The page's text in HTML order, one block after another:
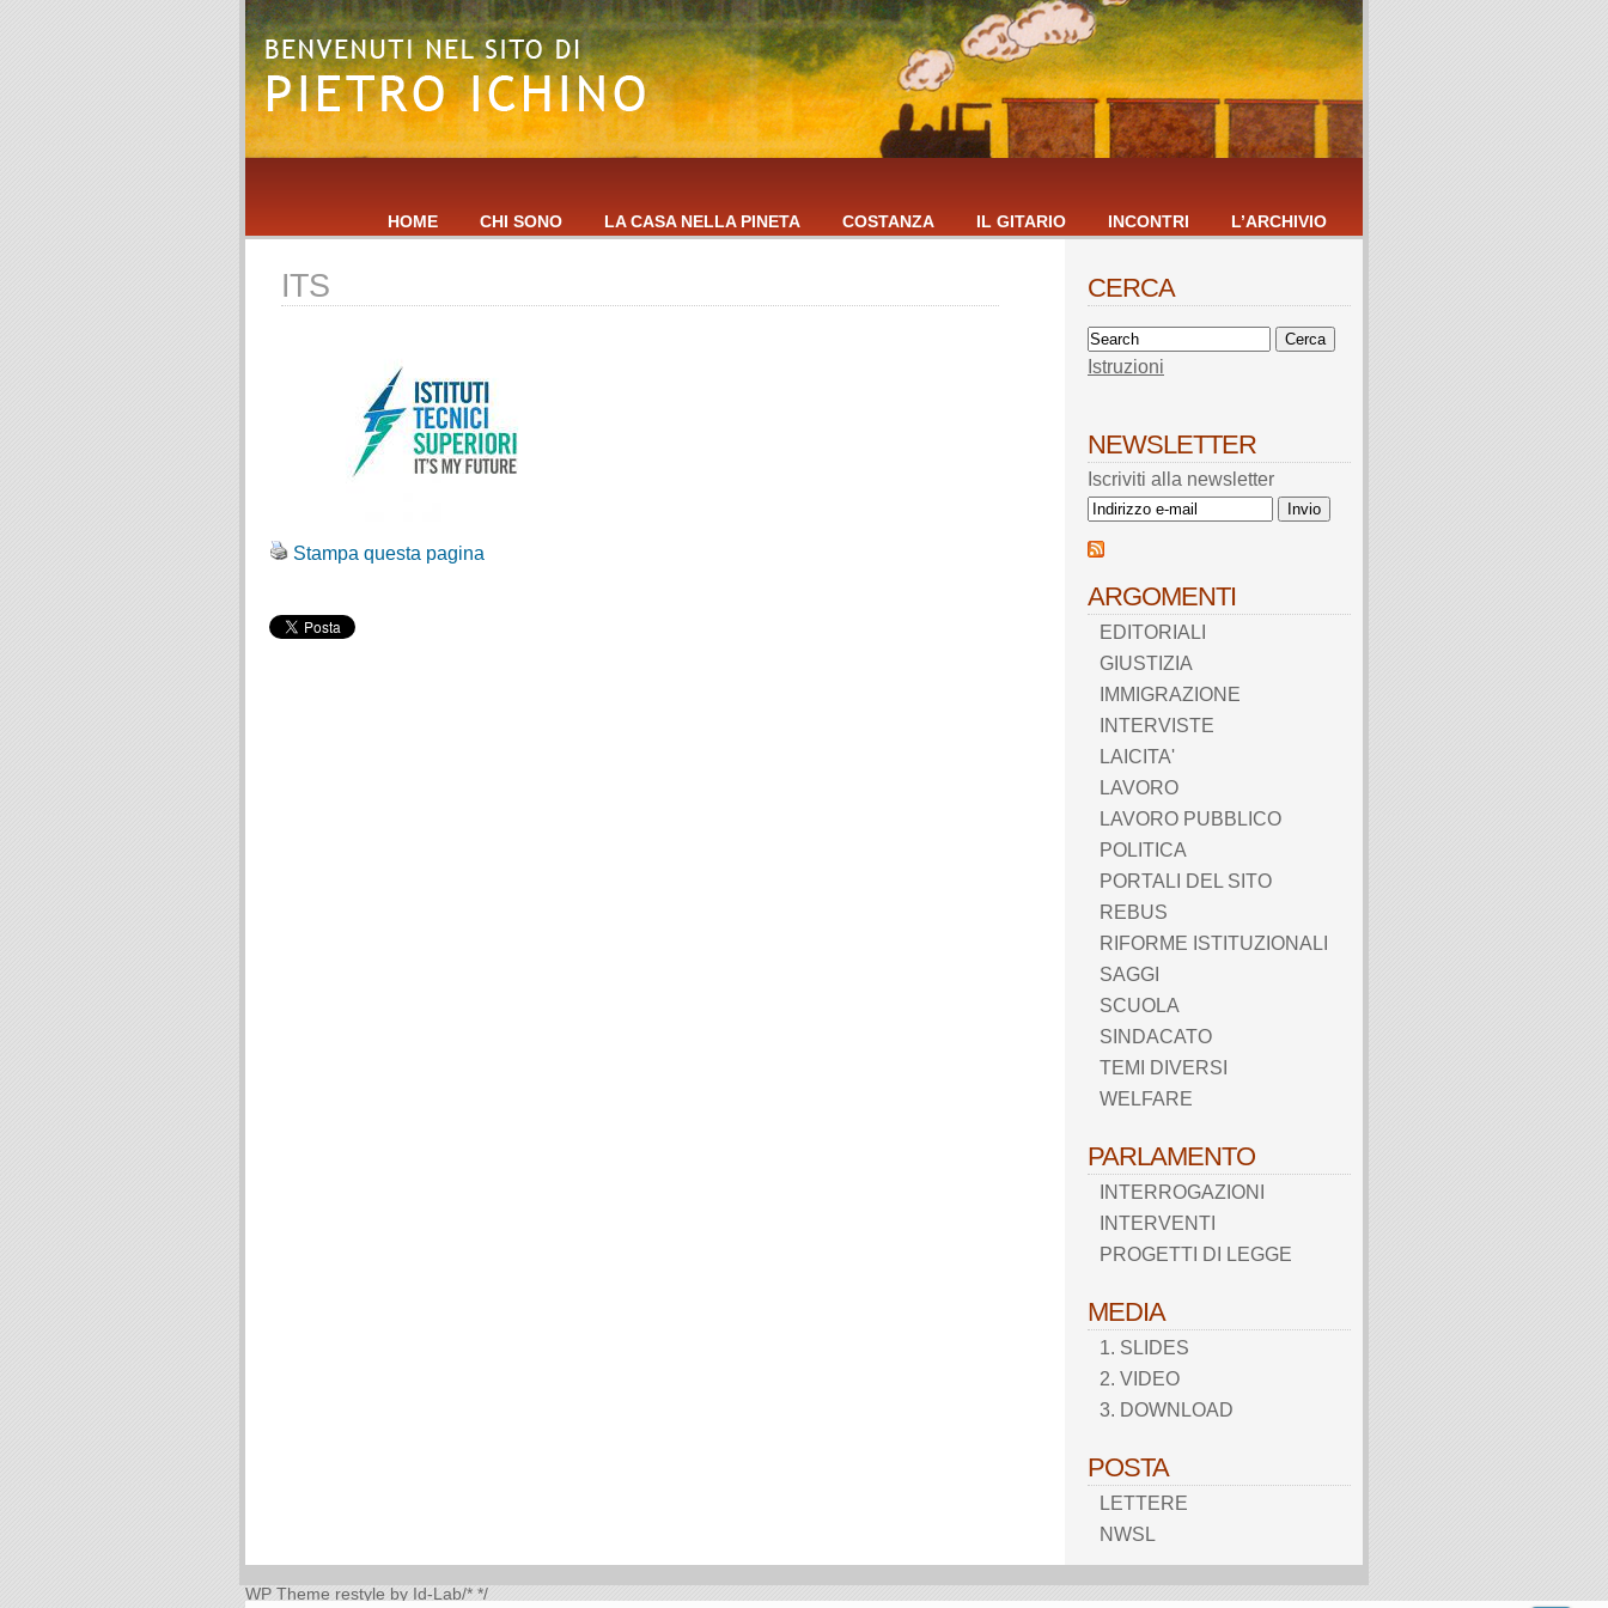
HOME CHI SONO LA CASA NELLA PINETA COSTANZA IL GITARIO INCONTRI L’ARCHIVIO
ITS
Stampa questa pagina
CERCA
Istruzioni
NEWSLETTER
Iscriviti alla newsletter
ARGOMENTI
EDITORIALI
GIUSTIZIA
IMMIGRAZIONE
INTERVISTE
LAICITA'
LAVORO
LAVORO PUBBLICO
POLITICA
PORTALI DEL SITO
REBUS
RIFORME ISTITUZIONALI
SAGGI
SCUOLA
SINDACATO
TEMI DIVERSI
WELFARE
PARLAMENTO
INTERROGAZIONI
INTERVENTI
PROGETTI DI LEGGE
MEDIA
1. SLIDES
2. VIDEO
3. DOWNLOAD
POSTA
LETTERE
NWSL
WP Theme restyle by Id-Lab/* */